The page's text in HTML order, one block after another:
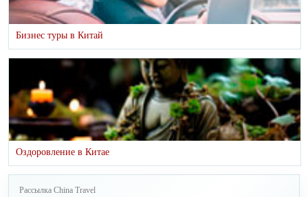
Бизнес туры в Китай
Оздоровление в Китае
Рассылка China Travel